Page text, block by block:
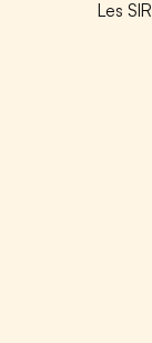
Les